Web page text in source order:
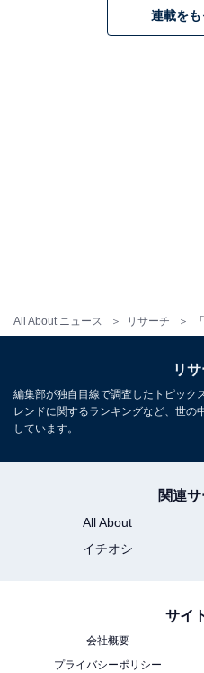
All About ニュース リサーチ
「大きい蜘蛛を箒（ほうき
「実家の雨戸の隙間にカマ
量にカマキリの赤ちゃんが
性）」
「高校時代モスラのような
道いっぱいにいた光景は今
「子供の頃夜にワラジムシ
かで叩いたら、中から子ど
連載を
リ
編集部が独自目線で調査したトピック
レンドに関するランキングなど、世の
しています。
関連
All About
イチオシ
サイ
会社概要
プライバシーポリシー